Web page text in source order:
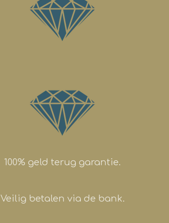
100% geld terug garantie.
Veilig betalen via de bank.